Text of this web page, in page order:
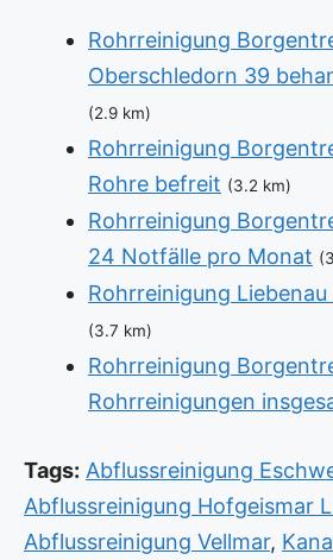
Rohrreinigung
Oberschledorn 39
(2.9 km)
Rohrreinigung
Rohre befreit (3.2 km)
Rohrreinigung
24 Notfälle pro Monat
Rohrreinigung
(3.7 km)
Rohrreinigung
Rohrreinigungen
Tags: Abflussreinigung
Abflussreinigung Hofgeismar
Abflussreinigung Vellmar,